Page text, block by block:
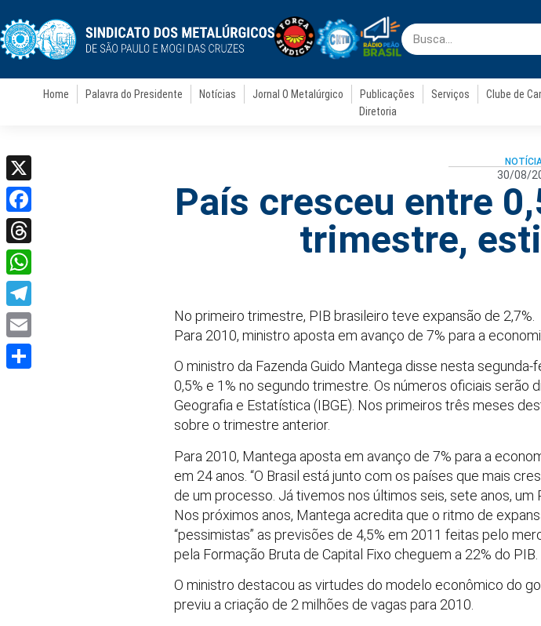
Home Palavra do Presidente Notícias Jornal O Metalúrgico Publicações Serviços Clube de
Diretoria
30/08/
País cresceu entre
trimestre,
No primeiro trimestre, PIB brasileiro teve expansão de 2,7%.
Para 2010, ministro aposta em avanço de 7% para a
O ministro da Fazenda Guido Mantega disse nesta
0,5% e 1% no segundo trimestre. Os números oficiais
Geografia e Estatística (IBGE). Nos primeiros três meses
sobre o trimestre anterior.
Para 2010, Mantega aposta em avanço de 7% para a
em 24 anos. “O Brasil está junto com os países que mais
de um processo. Já tivemos nos últimos seis, sete anos, um
Nos próximos anos, Mantega acredita que o ritmo de
“pessimistas” as previsões de 4,5% em 2011 feitas pelo
pela Formação Bruta de Capital Fixo cheguem a 22% do PIB.
O ministro destacou as virtudes do modelo econômico do
previu a criação de 2 milhões de vagas para 2010.
X
Facebook
Threads
WhatsApp
Telegram
Email